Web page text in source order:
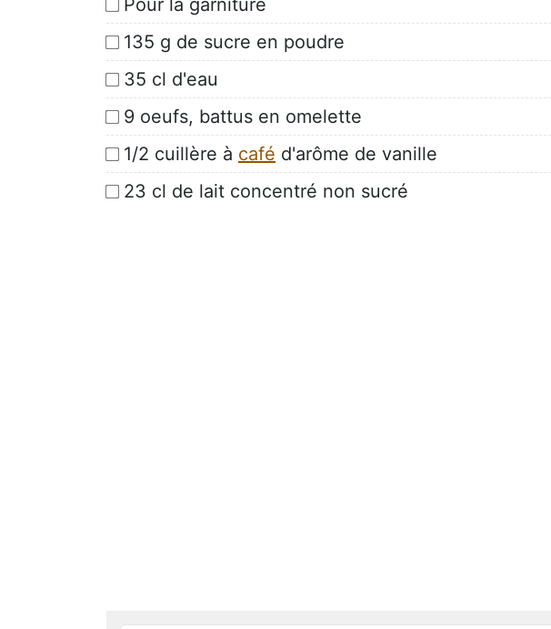
135 g de sucre en poudre
35 cl d'eau
9 oeufs, battus en omelette
1/2 cuillère à café d'arôme de vanille
23 cl de lait concentré non sucré